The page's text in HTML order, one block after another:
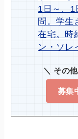
1日～、1
問。学生
在宅。時
ン・ソレ
＼ その
募集